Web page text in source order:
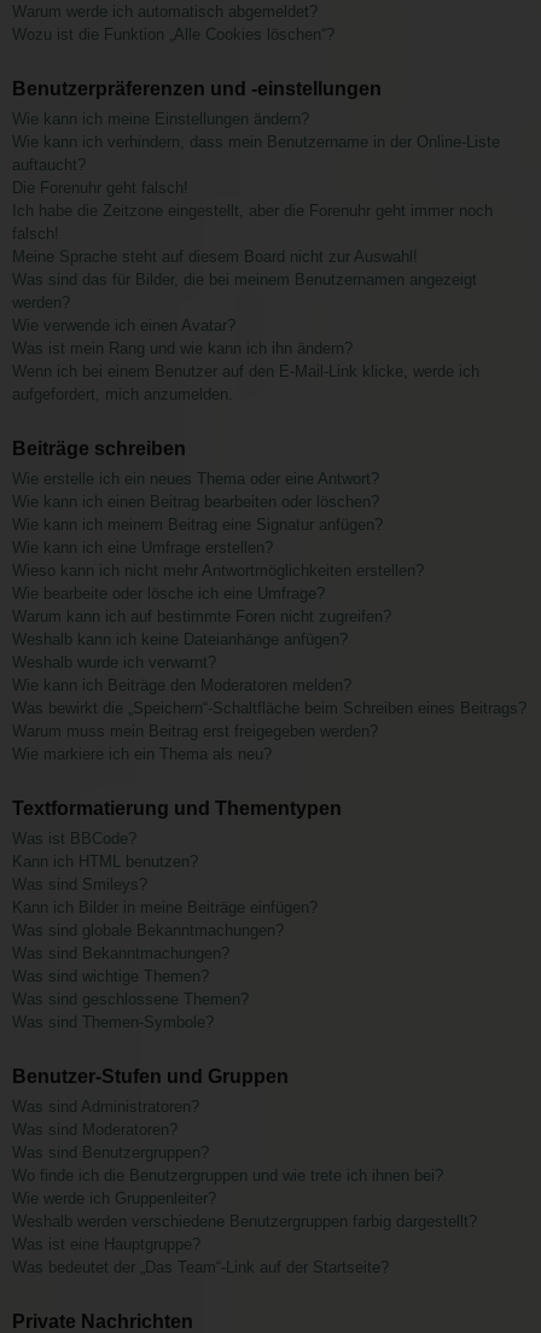
Warum werde ich automatisch abgemeldet?
Wozu ist die Funktion „Alle Cookies löschen“?
Benutzerpräferenzen und -einstellungen
Wie kann ich meine Einstellungen ändern?
Wie kann ich verhindern, dass mein Benutzername in der Online-Liste
auftaucht?
Die Forenuhr geht falsch!
Ich habe die Zeitzone eingestellt, aber die Forenuhr geht immer noch
falsch!
Meine Sprache steht auf diesem Board nicht zur Auswahl!
Was sind das für Bilder, die bei meinem Benutzernamen angezeigt
werden?
Wie verwende ich einen Avatar?
Was ist mein Rang und wie kann ich ihn ändern?
Wenn ich bei einem Benutzer auf den E-Mail-Link klicke, werde ich
aufgefordert, mich anzumelden.
Beiträge schreiben
Wie erstelle ich ein neues Thema oder eine Antwort?
Wie kann ich einen Beitrag bearbeiten oder löschen?
Wie kann ich meinem Beitrag eine Signatur anfügen?
Wie kann ich eine Umfrage erstellen?
Wieso kann ich nicht mehr Antwortmöglichkeiten erstellen?
Wie bearbeite oder lösche ich eine Umfrage?
Warum kann ich auf bestimmte Foren nicht zugreifen?
Weshalb kann ich keine Dateianhänge anfügen?
Weshalb wurde ich verwarnt?
Wie kann ich Beiträge den Moderatoren melden?
Was bewirkt die „Speichern“-Schaltfläche beim Schreiben eines Beitrags?
Warum muss mein Beitrag erst freigegeben werden?
Wie markiere ich ein Thema als neu?
Textformatierung und Thementypen
Was ist BBCode?
Kann ich HTML benutzen?
Was sind Smileys?
Kann ich Bilder in meine Beiträge einfügen?
Was sind globale Bekanntmachungen?
Was sind Bekanntmachungen?
Was sind wichtige Themen?
Was sind geschlossene Themen?
Was sind Themen-Symbole?
Benutzer-Stufen und Gruppen
Was sind Administratoren?
Was sind Moderatoren?
Was sind Benutzergruppen?
Wo finde ich die Benutzergruppen und wie trete ich ihnen bei?
Wie werde ich Gruppenleiter?
Weshalb werden verschiedene Benutzergruppen farbig dargestellt?
Was ist eine Hauptgruppe?
Was bedeutet der „Das Team“-Link auf der Startseite?
Private Nachrichten